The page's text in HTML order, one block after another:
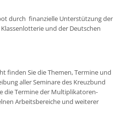
durch finanzielle Unterstützung der
und der Deutschen
finden Sie die Themen, Termine und
aller Seminare des Kreuzbund
die Termine der Multiplikatoren-
Arbeitsbereiche und weiterer